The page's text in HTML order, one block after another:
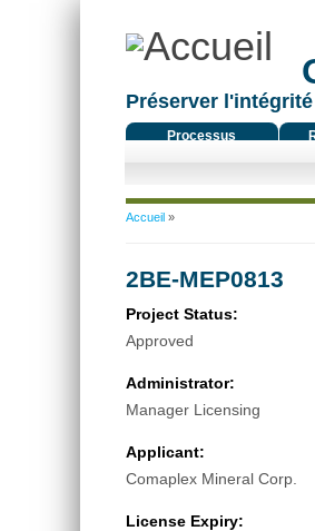
Préserver
Processus
Vous êtes ici
Accueil»
2BE-MEP0813
Project Status:
Approved
Administrator:
Manager Licensing
Applicant:
Comaplex Mineral Corp.
License Expiry: